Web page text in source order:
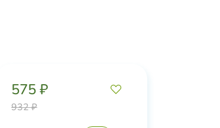
575 ₽
932 ₽